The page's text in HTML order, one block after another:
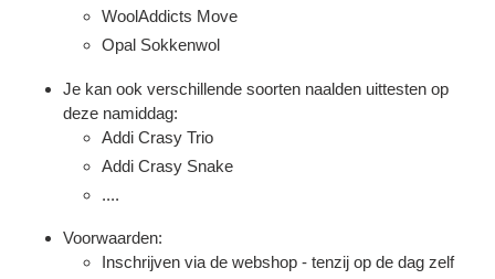
WoolAddicts Move
Opal Sokkenwol
Je kan ook verschillende soorten naalden uittesten op
deze namiddag:
Addi Crasy Trio
Addi Crasy Snake
....
Voorwaarden:
Inschrijven via de webshop - tenzij op de dag zelf
Inloggen vereist
verlanglijst toe te voegen en uw eerder opgeslagen
artikelen te bekijken.